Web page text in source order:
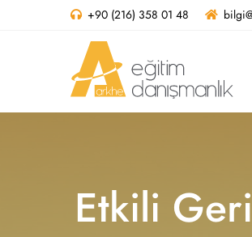
+90 (216) 358 01 48
Etkili